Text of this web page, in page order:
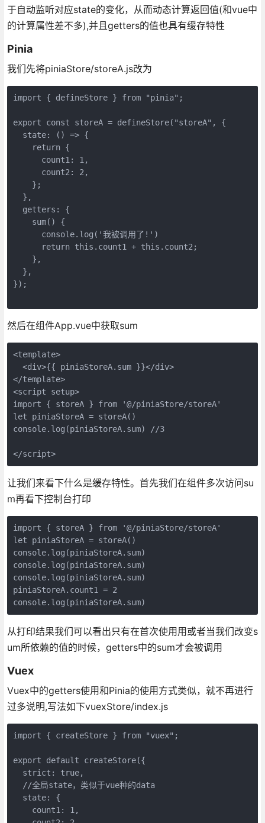
于自动监听对应state的变化，从而动态计算返回值(和vue中
的计算属性差不多),并且getters的值也具有缓存特性
Pinia
我们先将piniaStore/storeA.js改为
import { defineStore } from "pinia";
export const storeA = defineStore("storeA", {
state: () => {
return {
count1: 1,
count2: 2,
};
},
getters: {
sum() {
console.log('我被调用了!')
return this.count1 + this.count2;
},
},
});
然后在组件App.vue中获取sum
<template>
<div>{{ piniaStoreA.sum }}</div>
</template>
<script setup>
import { storeA } from '@/piniaStore/storeA'
let piniaStoreA = storeA()
console.log(piniaStoreA.sum) //3
</script>
让我们来看下什么是缓存特性。首先我们在组件多次访问su
m再看下控制台打印
import { storeA } from '@/piniaStore/storeA'
let piniaStoreA = storeA()
console.log(piniaStoreA.sum)
console.log(piniaStoreA.sum)
console.log(piniaStoreA.sum)
piniaStoreA.count1 = 2
console.log(piniaStoreA.sum)
从打印结果我们可以看出只有在首次使用用或者当我们改变s
um所依赖的值的时候，getters中的sum才会被调用
Vuex
Vuex中的getters使用和Pinia的使用方式类似，就不再进行
过多说明,写法如下vuexStore/index.js
import { createStore } from "vuex";
export default createStore({
strict: true,
//全局state，类似于vue种的data
state: {
count1: 1,